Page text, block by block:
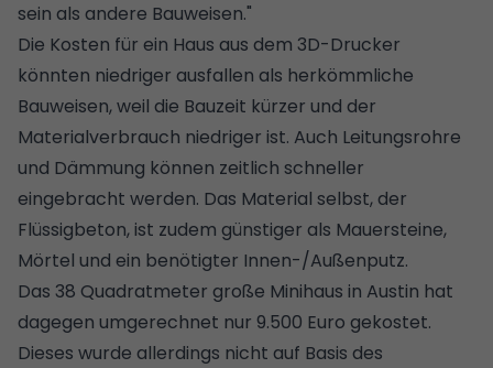
sein als andere Bauweisen."
Die Kosten für ein Haus aus dem 3D-Drucker
könnten niedriger ausfallen als herkömmliche
Bauweisen, weil die Bauzeit kürzer und der
Materialverbrauch niedriger ist. Auch Leitungsrohre
und Dämmung können zeitlich schneller
eingebracht werden. Das Material selbst, der
Flüssigbeton, ist zudem günstiger als Mauersteine,
Mörtel und ein benötigter Innen-/Außenputz.
Das 38 Quadratmeter große Minihaus in Austin hat
dagegen umgerechnet nur 9.500 Euro gekostet.
Dieses wurde allerdings nicht auf Basis des